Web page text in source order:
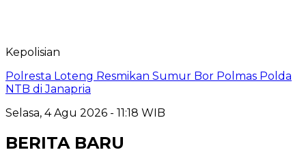
Kepolisian
Polresta Loteng Resmikan Sumur Bor Polmas Polda
NTB di Janapria
Selasa, 4 Agu 2026 - 11:18 WIB
BERITA BARU